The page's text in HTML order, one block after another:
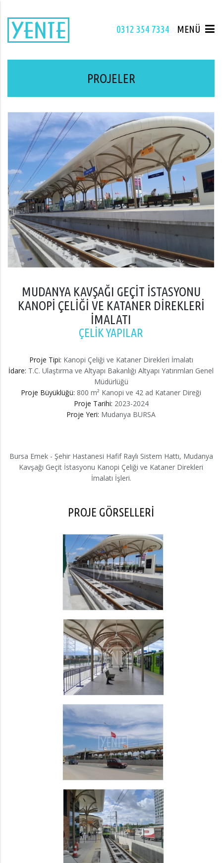
MENÜ
0312 354 7334
PROJELER
MUDANYA KAVŞAĞI GEÇİT İSTASYONU
KANOPİ ÇELİĞİ VE KATANER DİREKLERİ
İMALATI
ÇELİK YAPILAR
Proje Tipi: Kanopi Çeliği ve Kataner Direkleri İmalatı
İdare: T.C. Ulaştırma ve Altyapı Bakanlığı Altyapı Yatırımları Genel
Müdürlüğü
Proje Büyüklüğü: 800 m² Kanopi ve 42 ad Kataner Direği
Proje Tarihi: 2023-2024
Proje Yeri: Mudanya BURSA
Bursa Emek - Şehir Hastanesi Hafif Raylı Sistem Hattı, Mudanya
Kavşağı Geçit İstasyonu Kanopi Çeliği ve Kataner Direkleri
İmalatı İşleri.
PROJE GÖRSELLERİ